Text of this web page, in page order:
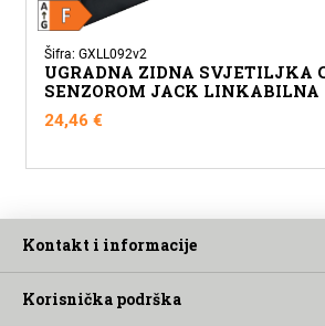
Šifra: GXLL092v2
UGRADNA ZIDNA SVJETILJKA
SENZOROM JACK LINKABILNA
24,46€
Kontakt i informacije
Korisnička podrška